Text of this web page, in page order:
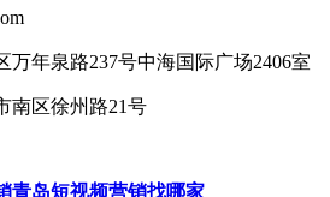
年泉路237号中海国际广场2406室
区徐州路21号
青岛短视频营销找哪家